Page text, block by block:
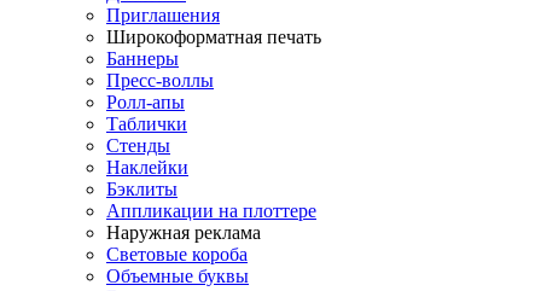
Приглашения
Широкоформатная печать
Баннеры
Пресс-воллы
Ролл-апы
Таблички
Стенды
Наклейки
Бэклиты
Аппликации на плоттере
Наружная реклама
Световые короба
Объемные буквы